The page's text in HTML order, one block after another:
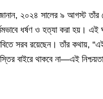
২০২৪ সালের ৯ আগস্ট তাঁর
ধর্ষণ ও হত্যা করা হয়। এই
সরব রয়েছেন। তাঁর কথায়,
বাইরে থাকবে না—এই